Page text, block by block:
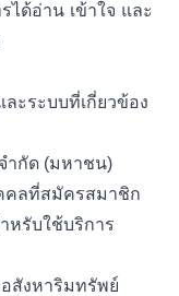
ได้อ่าน เข้าใจ และ
ละระบบที่เกี่ยวข้อง
ำกัด (มหาชน)
คลที่สมัครสมาชิก
หรับใช้บริการ
สังหาริมทรัพย์